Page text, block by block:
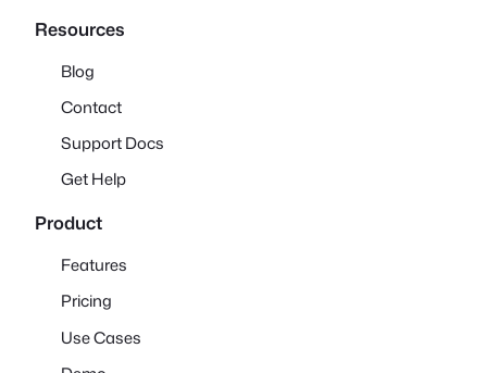
Resources
Blog
Contact
Support Docs
Get Help
Product
Features
Pricing
Use Cases